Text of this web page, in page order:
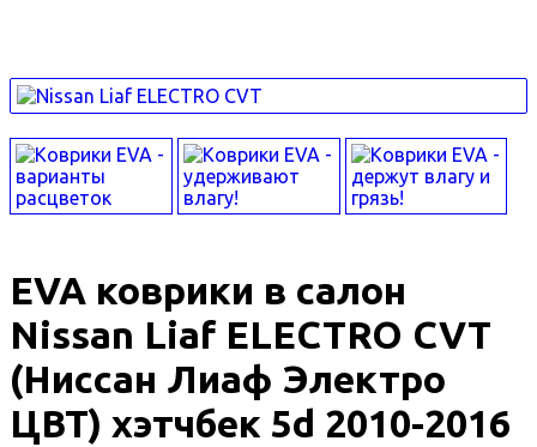
EVA коврики в салон
Nissan Liaf ELECTRO CVT
(Ниссан Лиаф Электро
ЦВТ) хэтчбек 5d 2010-2016